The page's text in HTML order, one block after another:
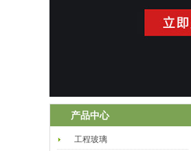
产品中心
工程玻璃